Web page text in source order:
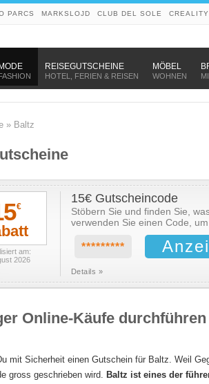
PARCS MARKSLOJD CLUB DEL SOLE CREALITY
MODE– REISEGUTSCHEINE–
HOTEL, FERIEN & REISEN
MÖBEL –
WOHNEN
» Baltz
€
am:
2026
15€ Gutscheincode
Stöbern Sie und finden Sie,
verwenden Sie einen Code, um
*********
Details »
Online-Käufe
mit Sicherheit einen Gutschein für Baltz. Weil
gross geschrieben wird. Baltz ist eines der